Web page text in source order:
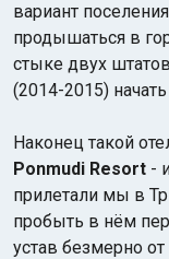
вариант
продышаться в
стыке двух
(2014-2015)
Наконец такой
Ponmudi Resort -
прилетали мы в
пробыть в нём
устав безмерно